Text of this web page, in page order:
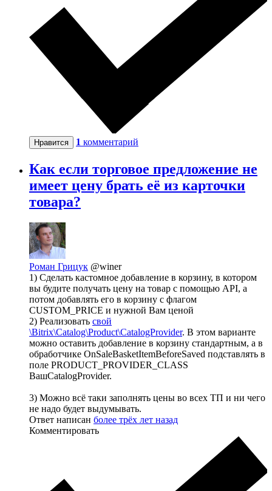
Нравится 1 комментарий
Как если торговое предложение не
имеет цену брать её из карточки
товара?
Роман Грицук @winer
1) Сделать кастомное добавление в корзину, в котором
вы будите получать цену на товар с помощью API, а
потом добавлять его в корзину с флагом
CUSTOM_PRICE и нужной Вам ценой
2) Реализовать свой
\Bitrix\Catalog\Product\CatalogProvider. В этом варианте
можно оставить добавление в корзину стандартным, а в
обработчике OnSaleBasketItemBeforeSaved подставлять в
поле PRODUCT_PROVIDER_CLASS
ВашCatalogProvider.
3) Можно всё таки заполнять цены во всех ТП и ни чего
не надо будет выдумывать.
Ответ написан более трёх лет назад
Комментировать